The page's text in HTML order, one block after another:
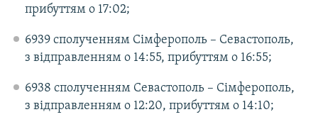
прибуттям о 17:02;
6939 сполученням Сімферополь – Севастополь,
з відправленням о 14:55, прибуттям о 16:55;
6938 сполученням Севастополь – Сімферополь,
з відправленням о 12:20, прибуттям о 14:10;